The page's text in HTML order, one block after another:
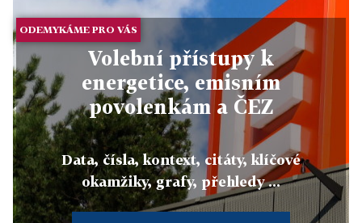
ODEMYKÁME PRO VÁS
Volební přístupy k
energetice, emisním
povolenkám a ČEZ
Data, čísla, kontext, citáty, klíčové
okamžiky, grafy, přehledy ...